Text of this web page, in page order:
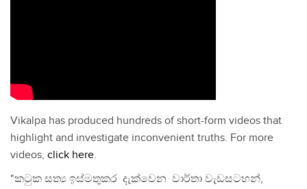
Vikalpa has produced hundreds of short-form videos that
highlight and investigate inconvenient truths. For more
videos, click here.
"කටුක සත්‍ය ඉස්මතුකර දැක්වෙන වාර්තා වැඩසටහන්,